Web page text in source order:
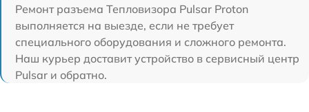
Ремонт разъема Тепловизора Pulsar Proton
выполняется на выезде, если не требует
специального оборудования и сложного ремонта.
Наш курьер доставит устройство в сервисный центр
Pulsar и обратно.